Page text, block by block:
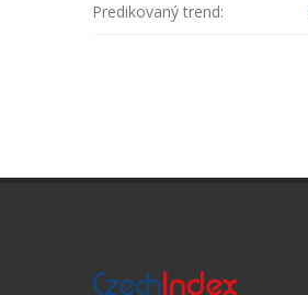
Predikovaný trend: